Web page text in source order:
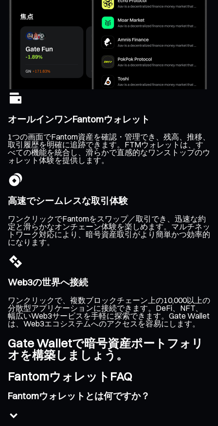
オールインワンFantomウォレット
1つの画面でFantom資産を確認・管理でき、残高、推移、
取引履歴を明確に追跡できます。FTMウォレットは、す
べての機能を統合し、滑らかで直感的なワンストップのウ
ォレット体験を提供します。
高速でシームレスな取引体験
ワンクリックでFantomをスワップ／取引でき、迅速な約
定と滑らかなオンチェーン体験を楽しめます。マルチネッ
トワーク対応により、暗号資産取引がより簡単かつ効率的
になります。
Web3の世界へ接続
ワンクリックで、複数ブロックチェーン上の10,000以上の
分散型アプリケーションに接続できます。DeFi、NFT、
幅広いWeb3サービスを手軽に探索できます。Gate Wallet
は、Web3エコシステムへのアクセスを容易にします。
Gate Walletで暗号資産ポートフォリ
オを構築しましょう。
FantomウォレットFAQ
Fantomウォレットとは何ですか？